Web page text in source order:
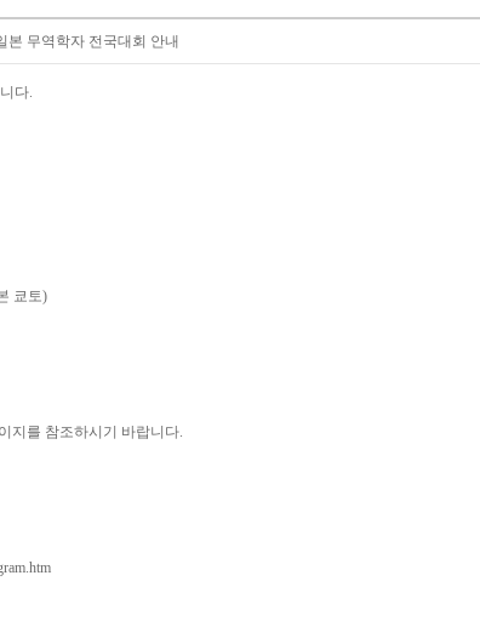
본 무역학자 전국대회 안내
다.
쿄토)
지를 참조하시기 바랍니다.